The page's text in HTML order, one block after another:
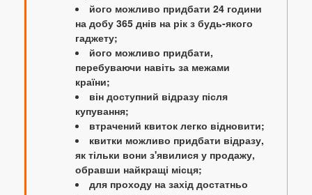
його можливо придбати 24 години
на добу 365 днів на рік з будь-якого
гаджету;
його можливо придбати,
перебуваючи навіть за межами
країни;
він доступний відразу після
купування;
втрачений квиток легко відновити;
квитки можливо придбати відразу,
як тільки вони з'явилися у продажу,
обравши найкращі місця;
для проходу на захід достатньо